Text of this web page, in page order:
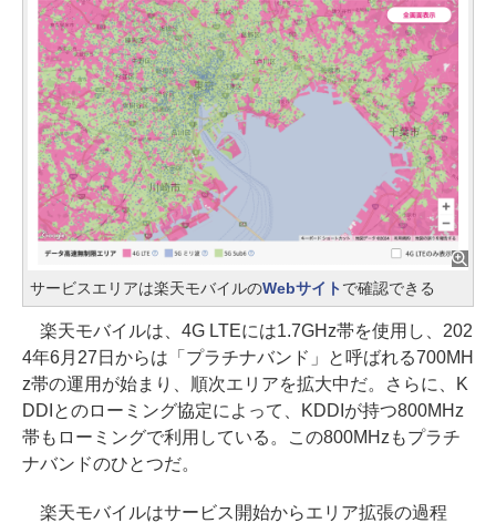
サービスエリアは楽天モバイルのWebサイト で確認できる
楽天モバイルは、4G LTEには1.7GHz帯を使用し、202
4年6月27日からは「プラチナバンド」と呼ばれる700MH
z帯の運用が始まり、順次エリアを拡大中だ。さらに、K
DDIとのローミング協定によって、KDDIが持つ800MHz
帯もローミングで利用している。この800MHzもプラチ
ナバンドのひとつだ。
楽天モバイルはサービス開始からエリア拡張の過程